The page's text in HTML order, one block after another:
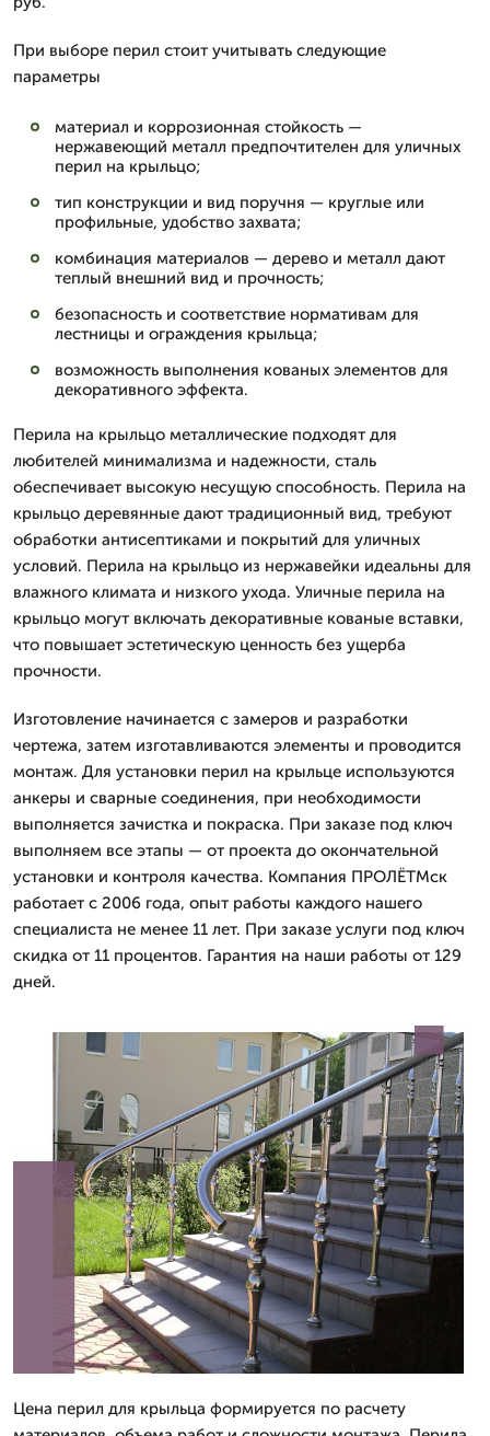
При выборе перил стоит учитывать следующие
параметры
материал и коррозионная стойкость —
нержавеющий металл предпочтителен для уличных
перил на крыльцо;
тип конструкции и вид поручня — круглые или
профильные, удобство захвата;
комбинация материалов — дерево и металл дают
теплый внешний вид и прочность;
безопасность и соответствие нормативам для
лестницы и ограждения крыльца;
возможность выполнения кованых элементов для
декоративного эффекта.
Перила на крыльцо металлические подходят для
любителей минимализма и надежности, сталь
обеспечивает высокую несущую способность. Перила на
крыльцо деревянные дают традиционный вид, требуют
обработки антисептиками и покрытий для уличных
условий. Перила на крыльцо из нержавейки идеальны для
влажного климата и низкого ухода. Уличные перила на
крыльцо могут включать декоративные кованые вставки,
что повышает эстетическую ценность без ущерба
прочности.
Изготовление начинается с замеров и разработки
чертежа, затем изготавливаются элементы и проводится
монтаж. Для установки перил на крыльце используются
анкеры и сварные соединения, при необходимости
выполняется зачистка и покраска. При заказе под ключ
выполняем все этапы — от проекта до окончательной
установки и контроля качества. Компания ПРОЛЁТМск
работает с 2006 года, опыт работы каждого нашего
специалиста не менее 11 лет. При заказе услуги под ключ
скидка от 11 процентов. Гарантия на наши работы от 129
дней.
Цена перил для крыльца формируется по расчету